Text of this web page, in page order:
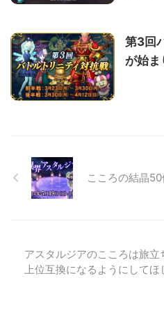
第3回
が始ま
こころの結晶
アスタルジアのこころは旅立
上位互換になるようにしてほ